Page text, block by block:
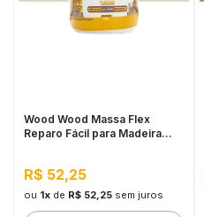
Wood Wood Massa Flex
Reparo Fácil para Madeira
R$ 52,25
ou 1xde R$ 52,25 sem juros